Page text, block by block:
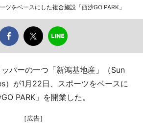
ツをベースにした複合施設「西沙GO PARK」
パーの一つ「新鴻基地産」（Sun
が1月22日、スポーツをベースに
PARK」を開業した。
［広告］